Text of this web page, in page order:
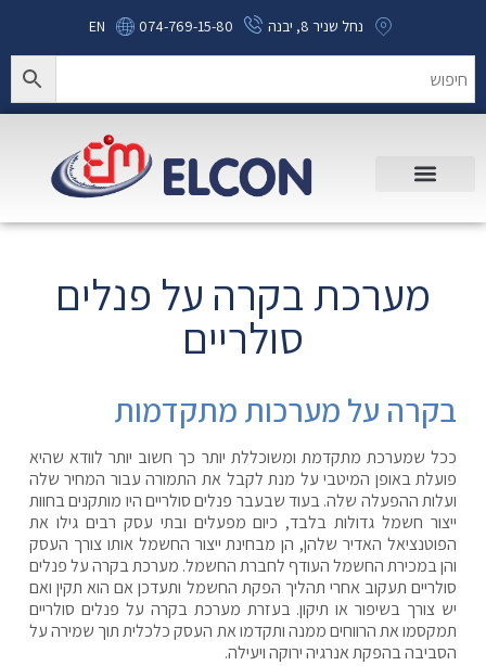
נחל שניר 8, יבנה 074-769-15-80
EN
מערכת בקרה על פנלים
סולריים
בקרה על מערכות מתקדמות
ככל שמערכת מתקדמת ומשוכללת יותר כך חשוב יותר לוודא שהיא
פועלת באופן המיטבי על מנת לקבל את התמורה עבור המחיר שלה
ועלות ההפעלה שלה. בעוד שבעבר פנלים סולריים היו מותקנים בחוות
ייצור חשמל גדולות בלבד, כיום מפעלים ובתי עסק רבים גילו את
הפוטנציאל האדיר שלהן, הן מבחינת ייצור החשמל אותו צורך העסק
והן במכירת החשמל העודף לחברת החשמל. מערכת בקרה על פנלים
סולריים תעקוב אחרי תהליך הפקת החשמל ותעדכן אם הוא תקין ואם
יש צורך בשיפור או תיקון. בעזרת מערכת בקרה על פנלים סולריים
תמקסמו את הרווחים ממנה ותקדמו את העסק כלכלית תוך שמירה על
הסביבה בהפקת אנרגיה ירוקה ויעילה.